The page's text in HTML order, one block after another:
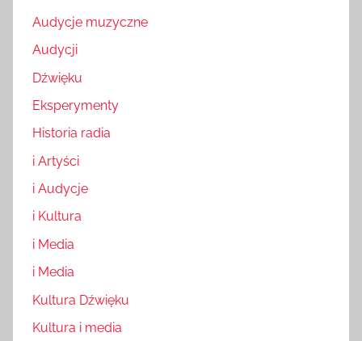
Audycje muzyczne
Audycji
Dźwięku
Eksperymenty
Historia radia
i Artyści
i Audycje
i Kultura
i Media
i Media
Kultura Dźwięku
Kultura i media